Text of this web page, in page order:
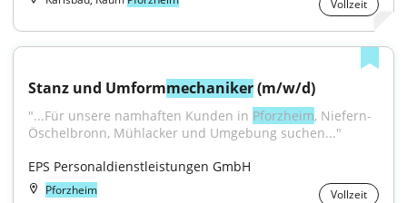
Vollzeit
Stanz und Umformmechaniker (m/w/d)
"...Für unsere namhaften Kunden in Pforzheim, Niefern-
Öschelbronn, Mühlacker und Umgebung suchen..."
EPS Personaldienstleistungen GmbH
Pforzheim Vollzeit